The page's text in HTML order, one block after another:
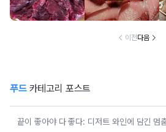
이전다음
푸드카테고리 포스트
끝이 좋아야 다 좋다: 디저트 와인에 담긴 멈